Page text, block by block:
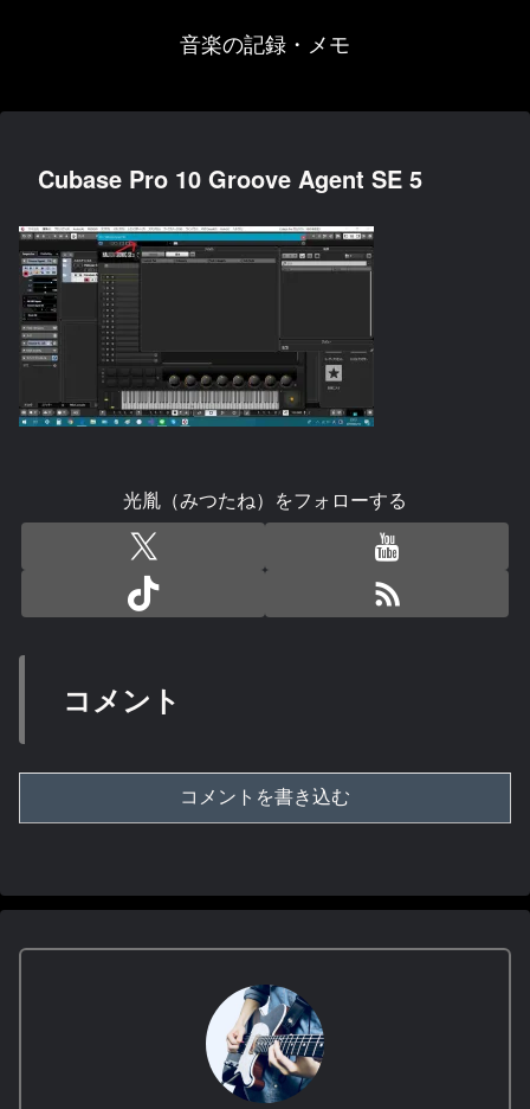
音楽の記録・メモ
Cubase Pro 10 Groove Agent SE 5
光胤（みつたね）をフォローする
コメント
コメントを書き込む